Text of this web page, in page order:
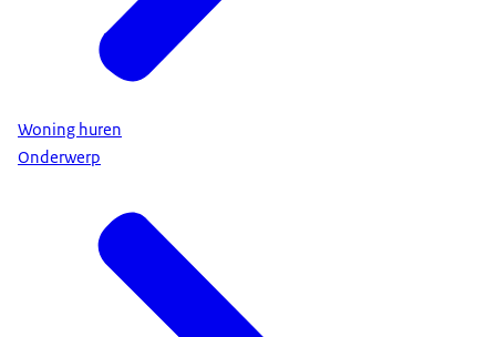
Woning huren
Onderwerp